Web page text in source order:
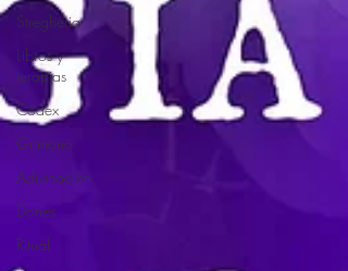
Stregheria
Libros y
terapias
Códex
Grimorio
Adivinación
Dones
Ritual